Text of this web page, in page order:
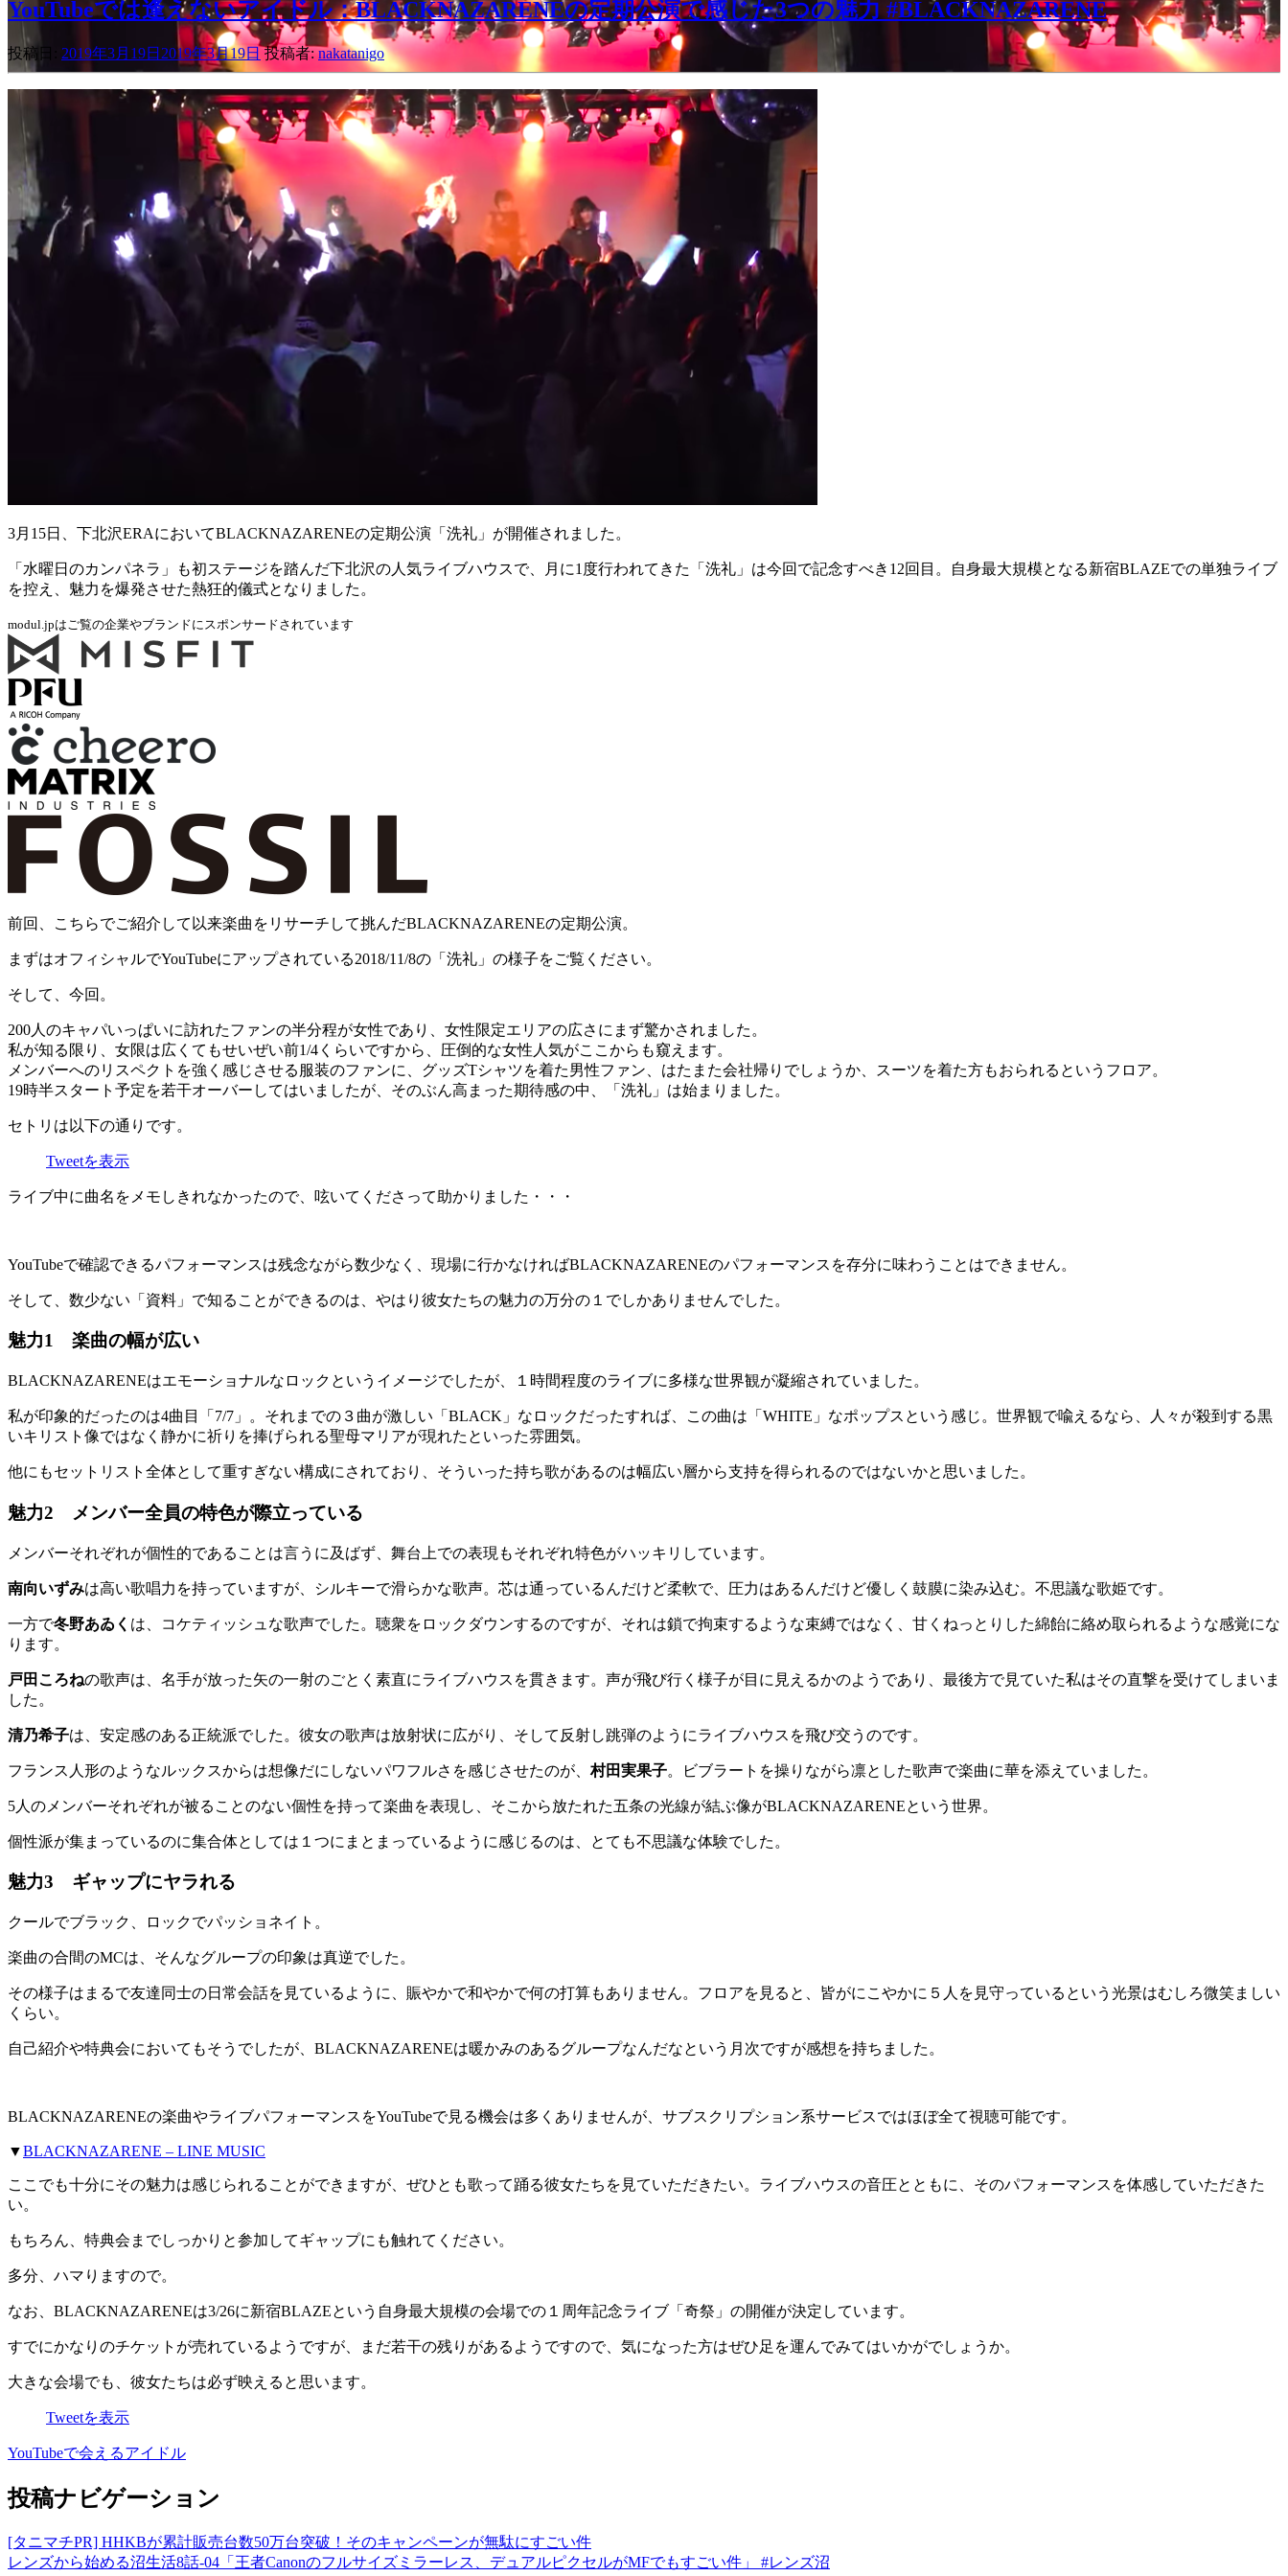
YouTubeでは逢えないアイドル：BLACKNAZARENEの定期公演で感じた3つの魅力 #BLACKNAZARENE
投稿日: 2019年3月19日 2019年3月19日 投稿者:nakatanigo
3月15日、下北沢ERAにおいてBLACKNAZARENEの定期公演「洗礼」が開催されました。
「水曜日のカンパネラ」も初ステージを踏んだ下北沢の人気ライブハウスで、月に1度行われてきた「洗礼」は今回で記念すべき12回目。自身最大規模となる新宿BLAZEでの単独ライブ
を控え、魅力を爆発させた熱狂的儀式となりました。
modul.jpはご覧の企業やブランドにスポンサードされています
前回、こちらでご紹介して以来楽曲をリサーチして挑んだBLACKNAZARENEの定期公演。
まずはオフィシャルでYouTubeにアップされている2018/11/8の「洗礼」の様子をご覧ください。
そして、今回。
200人のキャパいっぱいに訪れたファンの半分程が女性であり、女性限定エリアの広さにまず驚かされました。
私が知る限り、女限は広くてもせいぜい前1/4くらいですから、圧倒的な女性人気がここからも窺えます。
メンバーへのリスペクトを強く感じさせる服装のファンに、グッズTシャツを着た男性ファン、はたまた会社帰りでしょうか、スーツを着た方もおられるというフロア。
19時半スタート予定を若干オーバーしてはいましたが、そのぶん高まった期待感の中、「洗礼」は始まりました。
セトリは以下の通りです。
Tweetを表示
ライブ中に曲名をメモしきれなかったので、呟いてくださって助かりました・・・
YouTubeで確認できるパフォーマンスは残念ながら数少なく、現場に行かなければBLACKNAZARENEのパフォーマンスを存分に味わうことはできません。
そして、数少ない「資料」で知ることができるのは、やはり彼女たちの魅力の万分の１でしかありませんでした。
魅力1 楽曲の幅が広い
BLACKNAZARENEはエモーショナルなロックというイメージでしたが、１時間程度のライブに多様な世界観が凝縮されていました。
私が印象的だったのは4曲目「7/7」。それまでの３曲が激しい「BLACK」なロックだったすれば、この曲は「WHITE」なポップスという感じ。世界観で喩えるなら、人々が殺到する黒
いキリスト像ではなく静かに祈りを捧げられる聖母マリアが現れたといった雰囲気。
他にもセットリスト全体として重すぎない構成にされており、そういった持ち歌があるのは幅広い層から支持を得られるのではないかと思いました。
魅力2 メンバー全員の特色が際立っている
メンバーそれぞれが個性的であることは言うに及ばず、舞台上での表現もそれぞれ特色がハッキリしています。
南向いずみは高い歌唱力を持っていますが、シルキーで滑らかな歌声。芯は通っているんだけど柔軟で、圧力はあるんだけど優しく鼓膜に染み込む。不思議な歌姫です。
一方で冬野あゐく は、コケティッシュな歌声でした。聴衆をロックダウンするのですが、それは鎖で拘束するような束縛ではなく、甘くねっとりした綿飴に絡め取られるような感覚にな
ります。
戸田ころねの歌声は、名手が放った矢の一射のごとく素直にライブハウスを貫きます。声が飛び行く様子が目に見えるかのようであり、最後方で見ていた私はその直撃を受けてしまいま
した。
清乃希子は、安定感のある正統派でした。彼女の歌声は放射状に広がり、そして反射し跳弾のようにライブハウスを飛び交うのです。
フランス人形のようなルックスからは想像だにしないパワフルさを感じさせたのが、村田実果子。ビブラートを操りながら凛とした歌声で楽曲に華を添えていました。
5人のメンバーそれぞれが被ることのない個性を持って楽曲を表現し、そこから放たれた五条の光線が結ぶ像がBLACKNAZARENEという世界。
個性派が集まっているのに集合体としては１つにまとまっているように感じるのは、とても不思議な体験でした。
魅力3 ギャップにヤラれる
クールでブラック、ロックでパッショネイト。
楽曲の合間のMCは、そんなグループの印象は真逆でした。
その様子はまるで友達同士の日常会話を見ているように、賑やかで和やかで何の打算もありません。フロアを見ると、皆がにこやかに５人を見守っているという光景はむしろ微笑ましい
くらい。
自己紹介や特典会においてもそうでしたが、BLACKNAZARENEは暖かみのあるグループなんだなという月次ですが感想を持ちました。
BLACKNAZARENEの楽曲やライブパフォーマンスをYouTubeで見る機会は多くありませんが、サブスクリプション系サービスではほぼ全て視聴可能です。
▼BLACKNAZARENE – LINE MUSIC
ここでも十分にその魅力は感じられることができますが、ぜひとも歌って踊る彼女たちを見ていただきたい。ライブハウスの音圧とともに、そのパフォーマンスを体感していただきた
い。
もちろん、特典会までしっかりと参加してギャップにも触れてください。
多分、ハマりますので。
なお、BLACKNAZARENEは3/26に新宿BLAZEという自身最大規模の会場での１周年記念ライブ「奇祭」の開催が決定しています。
すでにかなりのチケットが売れているようですが、まだ若干の残りがあるようですので、気になった方はぜひ足を運んでみてはいかがでしょうか。
大きな会場でも、彼女たちは必ず映えると思います。
Tweetを表示
YouTubeで会えるアイドル
投稿ナビゲーション
[タニマチPR] HHKBが累計販売台数50万台突破！そのキャンペーンが無駄にすごい件
レンズから始める沼生活8話-04「王者Canonのフルサイズミラーレス、デュアルピクセルがMFでもすごい件」 #レンズ沼